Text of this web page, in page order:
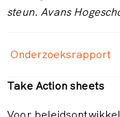
steun. Avans
Onderzoeksrapport
Take Action sheets